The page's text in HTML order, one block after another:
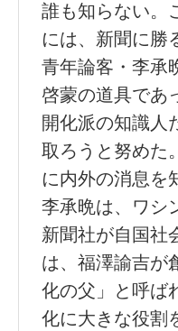
誰も知らない。
には、新聞に勝
青年論客・李承
啓蒙の道具であ
開化派の知識人
取ろうと努めた
に内外の消息を
李承晩は、ワシ
新聞社が自国社
は、福澤諭吉が
化の父」と呼ば
化に大きな役割